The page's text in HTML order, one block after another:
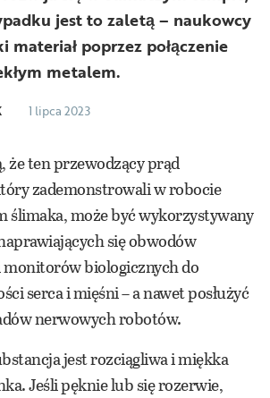
jest to zaletą – naukowcy
poprzez połączenie
metalem.
1 lipca 2023
że ten przewodzący prąd
zademonstrowali w robocie
ślimaka, może być wykorzystywany
się obwodów
biologicznych do
serca i mięśni – a nawet posłużyć
nerwowych robotów.
jest rozciągliwa i miękka
Jeśli pęknie lub się rozerwie,